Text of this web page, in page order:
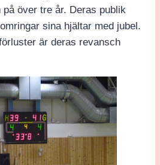
över tre år. Deras publik
sina hjältar med jubel.
är deras revansch